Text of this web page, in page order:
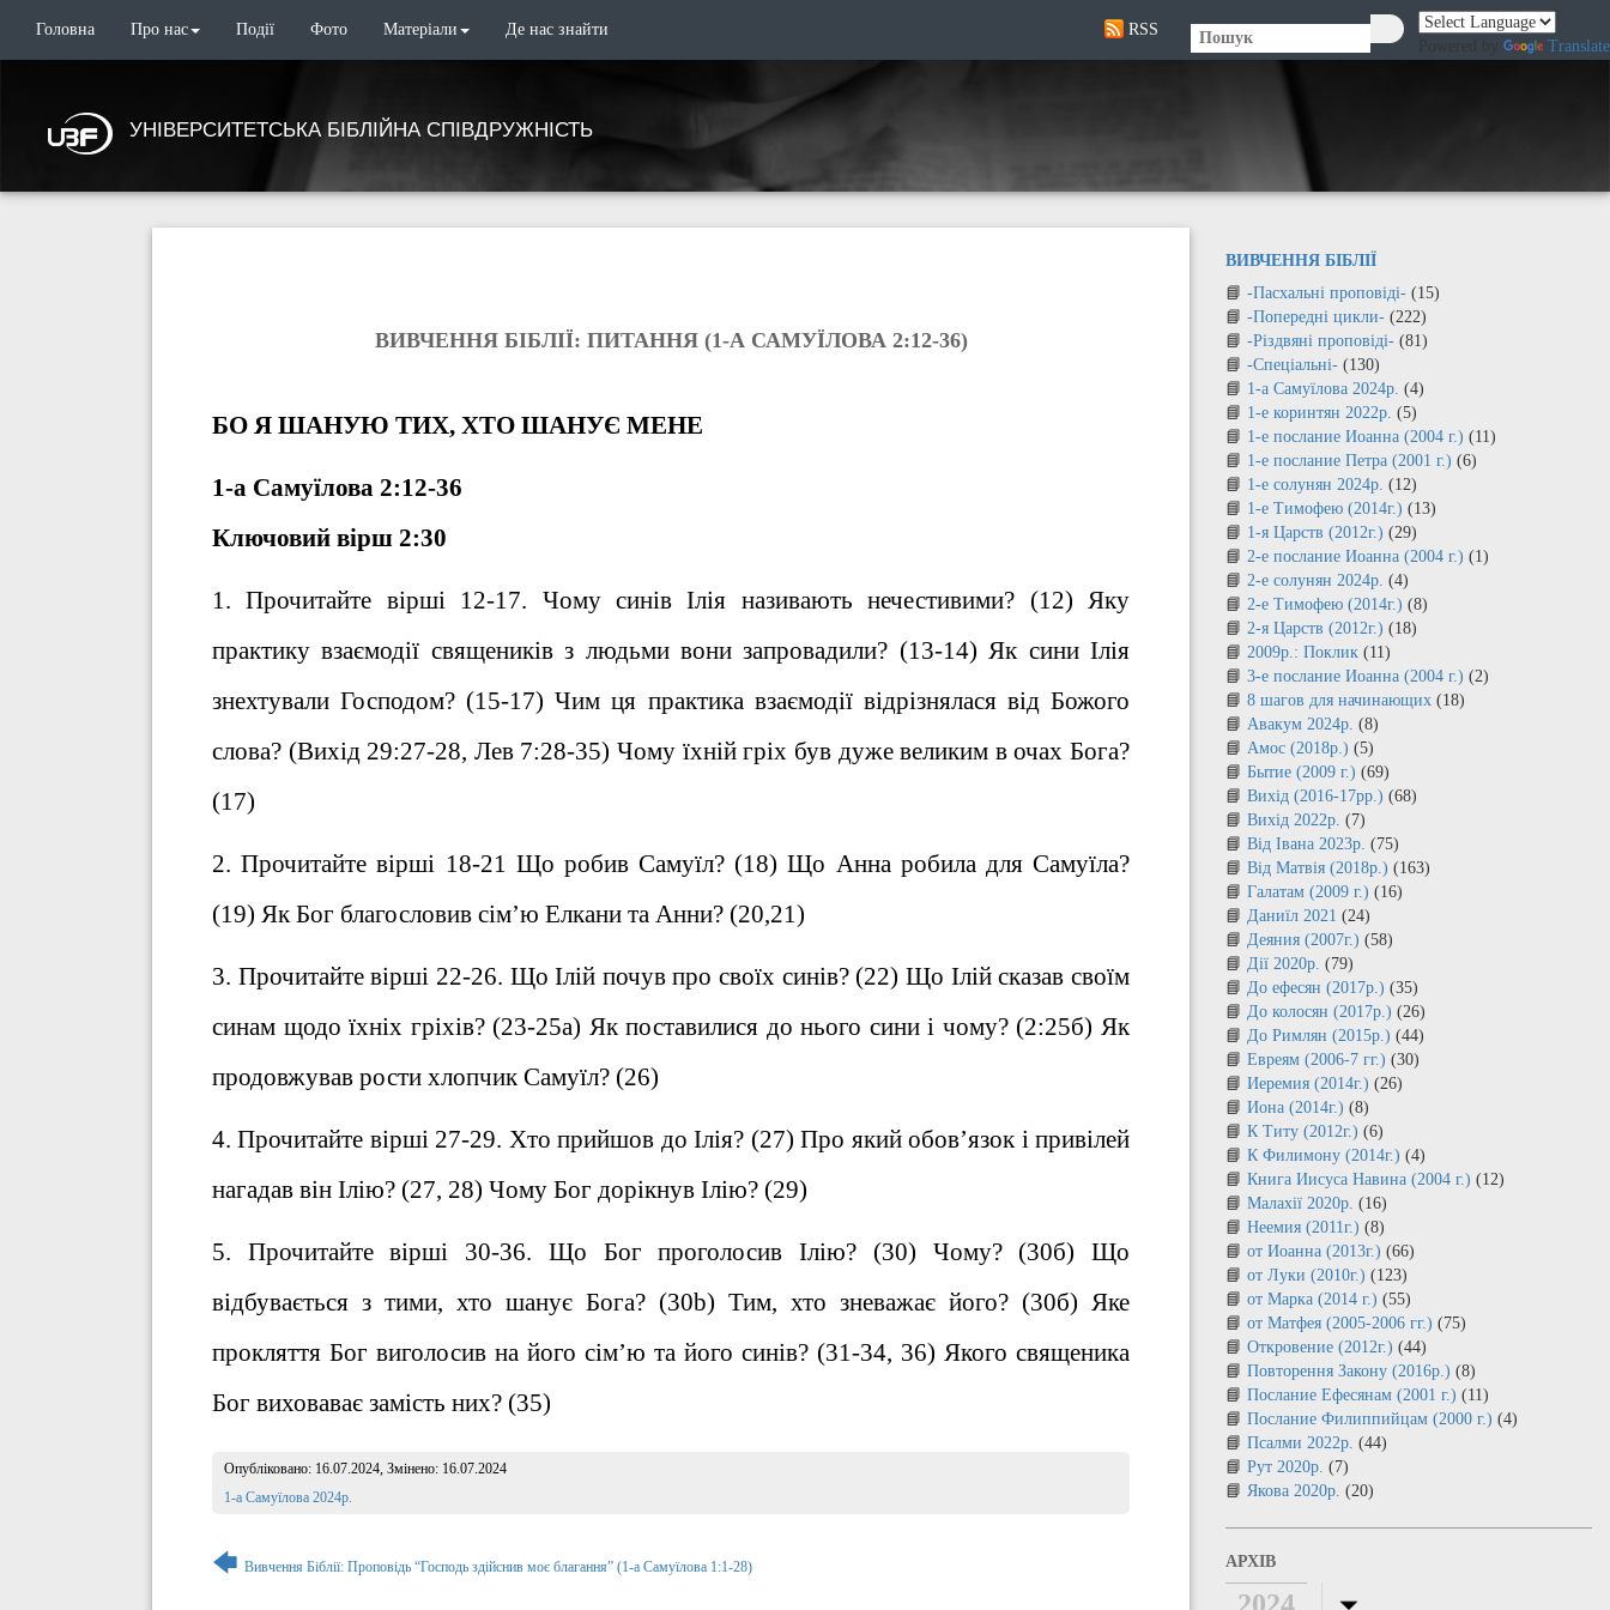
Головна Про нас Події Фото Матеріали Де нас знайти RSS 🔍
Translate
УНІВЕРСИТЕТСЬКА БІБЛІЙНА СПІВДРУЖНІСТЬ
ВИВЧЕННЯ БІБЛІЇ: ПИТАННЯ (1-А САМУЇЛОВА 2:12-36)
БО Я ШАНУЮ ТИХ, ХТО ШАНУЄ МЕНЕ
1-а Самуїлова 2:12-36
Ключовий вірш 2:30
1. Прочитайте вірші 12-17. Чому синів Ілія називають нечестивими? (12) Яку
практику взаємодії священиків з людьми вони запровадили? (13-14) Як сини Ілія
знехтували Господом? (15-17) Чим ця практика взаємодії відрізнялася від Божого
слова? (Вихід 29:27-28, Лев 7:28-35) Чому їхній гріх був дуже великим в очах Бога?
(17)
2. Прочитайте вірші 18-21 Що робив Самуїл? (18) Що Анна робила для Самуїла?
(19) Як Бог благословив сім’ю Елкани та Анни? (20,21)
3. Прочитайте вірші 22-26. Що Ілій почув про своїх синів? (22) Що Ілій сказав своїм
синам щодо їхніх гріхів? (23-25а) Як поставилися до нього сини і чому? (2:25б) Як
продовжував рости хлопчик Самуїл? (26)
4. Прочитайте вірші 27-29. Хто прийшов до Ілія? (27) Про який обов’язок і привілей
нагадав він Ілію? (27, 28) Чому Бог дорікнув Ілію? (29)
5. Прочитайте вірші 30-36. Що Бог проголосив Ілію? (30) Чому? (30б) Що
відбувається з тими, хто шанує Бога? (30b) Тим, хто зневажає його? (30б) Яке
прокляття Бог виголосив на його сім’ю та його синів? (31-34, 36) Якого священика
Бог виховаває замість них? (35)
Опубліковано: 16.07.2024, Змінено: 16.07.2024
Розділ:
1-а Самуїлова 2024р.
Навігація
записів
🡄 Вивчення Біблії: Проповідь “Господь здійснив моє благання” (1-а Самуїлова 1:1-28)
ВИВЧЕННЯ БІБЛІЇ
-Пасхальні проповіді- (15)
-Попередні цикли- (222)
-Різдвяні проповіді- (81)
-Спеціальні- (130)
1-а Самуїлова 2024р. (4)
1-е коринтян 2022р. (5)
1-е послание Иоанна (2004 г.) (11)
1-е послание Петра (2001 г.) (6)
1-е солунян 2024р. (12)
1-е Тимофею (2014г.) (13)
1-я Царств (2012г.) (29)
2-е послание Иоанна (2004 г.) (1)
2-е солунян 2024р. (4)
2-е Тимофею (2014г.) (8)
2-я Царств (2012г.) (18)
2009р.: Поклик (11)
3-е послание Иоанна (2004 г.) (2)
8 шагов для начинающих (18)
Авакум 2024р. (8)
Амос (2018р.) (5)
Бытие (2009 г.) (69)
Вихід (2016-17рр.) (68)
Вихід 2022р. (7)
Від Івана 2023р. (75)
Від Матвія (2018р.) (163)
Галатам (2009 г.) (16)
Даниїл 2021 (24)
Деяния (2007г.) (58)
Дії 2020р. (79)
До ефесян (2017р.) (35)
До колосян (2017р.) (26)
До Римлян (2015р.) (44)
Евреям (2006-7 гг.) (30)
Иеремия (2014г.) (26)
Иона (2014г.) (8)
К Титу (2012г.) (6)
К Филимону (2014г.) (4)
Книга Иисуса Навина (2004 г.) (12)
Малахії 2020р. (16)
Неемия (2011г.) (8)
от Иоанна (2013г.) (66)
от Луки (2010г.) (123)
от Марка (2014 г.) (55)
от Матфея (2005-2006 гг.) (75)
Откровение (2012г.) (44)
Повторення Закону (2016р.) (8)
Послание Ефесянам (2001 г.) (11)
Послание Филиппийцам (2000 г.) (4)
Псалми 2022р. (44)
Рут 2020р. (7)
Якова 2020р. (20)
АРХІВ